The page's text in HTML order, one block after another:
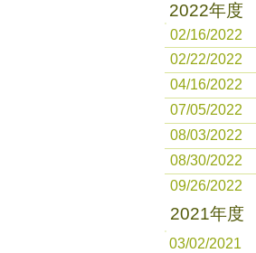
2022年度
02/16/2022
02/22/2022
04/16/2022
07/05/2022
08/03/2022
08/30/2022
09/26/2022
2021年度
03/02/2021